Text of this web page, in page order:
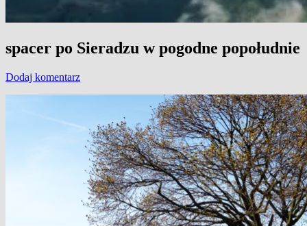
spacer po Sieradzu w pogodne popołudnie
Dodaj komentarz